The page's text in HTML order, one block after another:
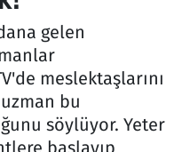
gelen
meslektaşlarını
bu
söylüyor. Yeter
başlayıp